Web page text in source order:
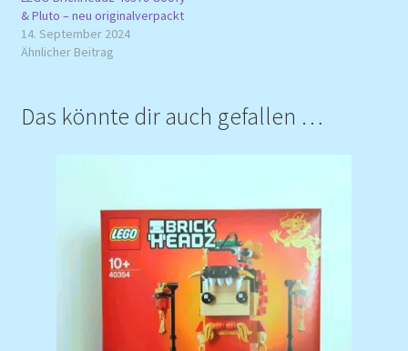
& Pluto – neu originalverpackt
14. September 2024
Ähnlicher Beitrag
Das könnte dir auch gefallen …